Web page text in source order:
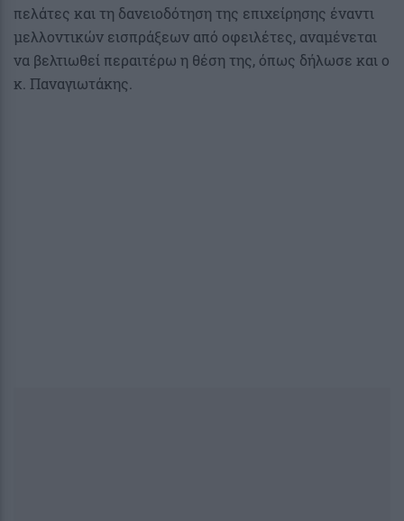
πελάτες και τη δανειοδότηση της επιχείρησης έναντι
μελλοντικών εισπράξεων από οφειλέτες, αναμένεται
να βελτιωθεί περαιτέρω η θέση της, όπως δήλωσε και ο
κ. Παναγιωτάκης.